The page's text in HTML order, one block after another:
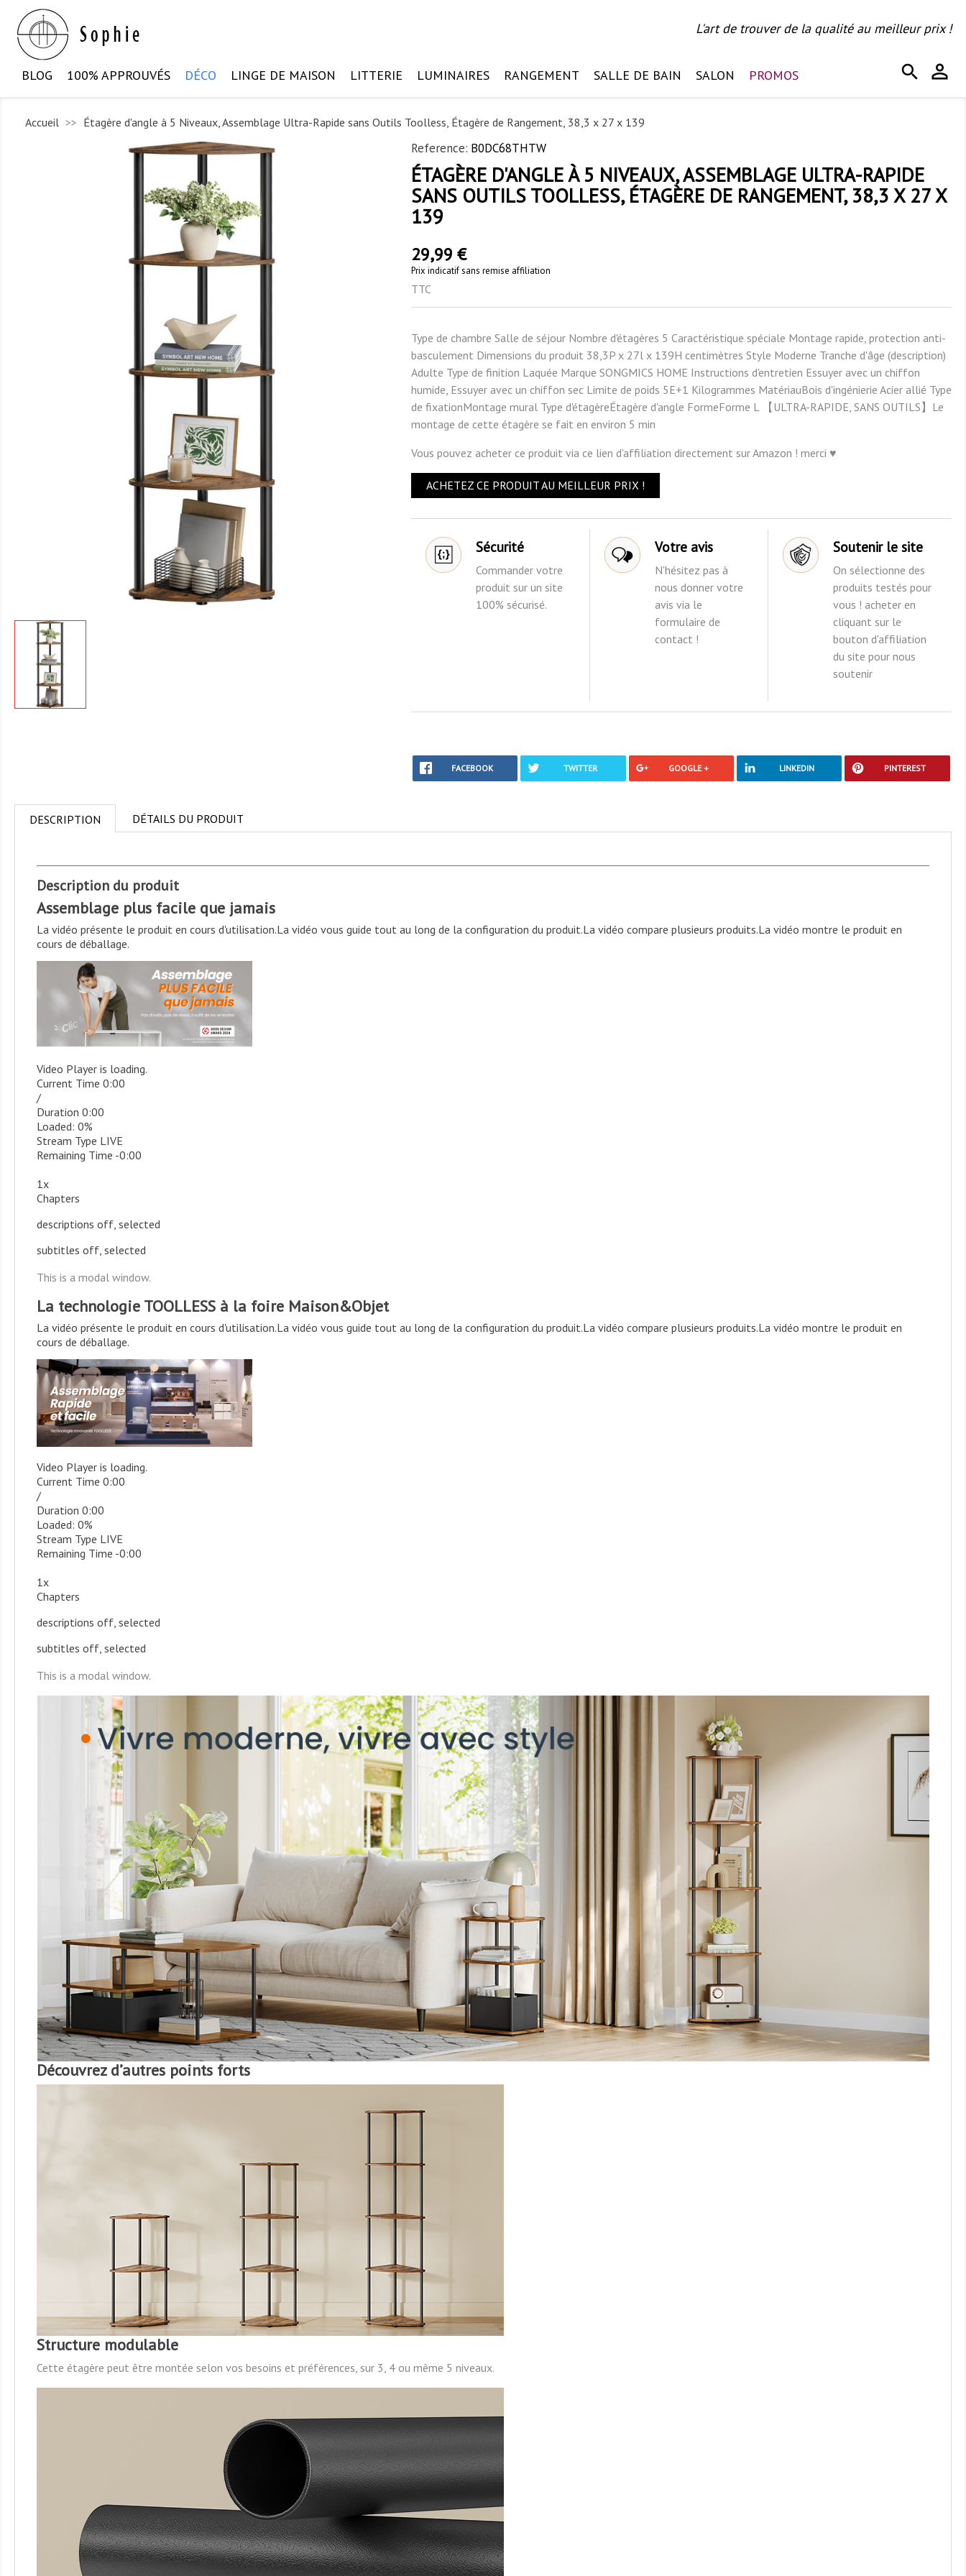
L'art de trouver de la qualité au meilleur prix !
person_outline
search
BLOG 100% APPROUVÉS DÉCO LINGE DE MAISON LITTERIE LUMINAIRES RANGEMENT SALLE DE BAIN SALON PROMOS
Accueil Étagère d'angle à 5 Niveaux, Assemblage Ultra-Rapide sans Outils Toolless, Étagère de Rangement, 38,3 x 27 x 139
Reference: B0DC68THTW
ÉTAGÈRE D'ANGLE À 5 NIVEAUX, ASSEMBLAGE ULTRA-RAPIDE
SANS OUTILS TOOLLESS, ÉTAGÈRE DE RANGEMENT, 38,3 X 27 X
139
29,99 €
Prix indicatif sans remise affiliation
TTC
Type de chambre Salle de séjour Nombre d'étagères 5 Caractéristique spéciale Montage rapide, protection anti-
basculement Dimensions du produit 38,3P x 27l x 139H centimètres Style Moderne Tranche d'âge (description)
Adulte Type de finition Laquée Marque SONGMICS HOME Instructions d'entretien Essuyer avec un chiffon
humide, Essuyer avec un chiffon sec Limite de poids 5E+1 Kilogrammes MatériauBois d'ingénierie Acier allié Type
de fixationMontage mural Type d'étagèreÉtagère d'angle FormeForme L 【ULTRA-RAPIDE, SANS OUTILS】Le
montage de cette étagère se fait en environ 5 min
Vous pouvez acheter ce produit via ce lien d'affiliation directement sur Amazon ! merci ♥
ACHETEZ CE PRODUIT AU MEILLEUR PRIX !
Sécurité
Commander votre
produit sur un site
100% sécurisé.
Votre avis
N'hésitez pas à
nous donner votre
avis via le
formulaire de
contact !
Soutenir le site
On sélectionne des
produits testés pour
vous ! acheter en
cliquant sur le
bouton d'affiliation
du site pour nous
soutenir
FACEBOOK TWITTER GOOGLE + LINKEDIN PINTEREST
DESCRIPTION DÉTAILS DU PRODUIT
Description du produit
Assemblage plus facile que jamais
La vidéo présente le produit en cours d'utilisation.La vidéo vous guide tout au long de la configuration du produit.La vidéo compare plusieurs produits.La vidéo montre le produit en
cours de déballage.
Video Player is loading.
Current Time 0:00
/
Duration 0:00
Loaded: 0%
Stream Type LIVE
Remaining Time -0:00
1x
Chapters
descriptions off, selected
subtitles off, selected
This is a modal window.
La technologie TOOLLESS à la foire Maison&Objet
La vidéo présente le produit en cours d'utilisation.La vidéo vous guide tout au long de la configuration du produit.La vidéo compare plusieurs produits.La vidéo montre le produit en
cours de déballage.
Video Player is loading.
Current Time 0:00
/
Duration 0:00
Loaded: 0%
Stream Type LIVE
Remaining Time -0:00
1x
Chapters
descriptions off, selected
subtitles off, selected
This is a modal window.
Découvrez d’autres points forts
Structure modulable
Cette étagère peut être montée selon vos besoins et préférences, sur 3, 4 ou même 5 niveaux.